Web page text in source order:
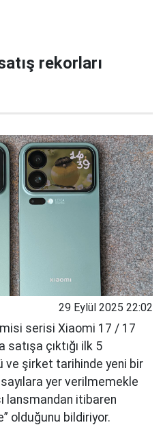
rekorları
29 Eylül 2025 22:02
serisi Xiaomi 17 / 17
satışa çıktığı ilk 5
ve şirket tarihinde yeni bir
yer verilmemekle
lansmandan itibaren
olduğunu bildiriyor.